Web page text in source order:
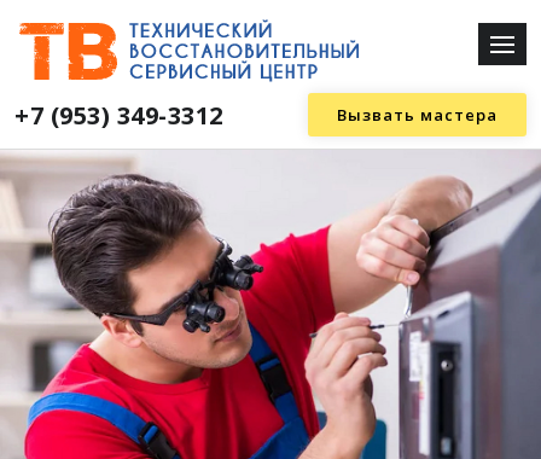
+7 (953) 349-3312 Вызвать мастера